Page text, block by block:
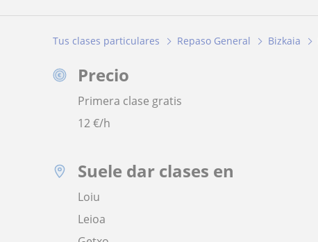
Tus clases particulares Repaso General Bizkaia
Precio
Primera clase gratis
12€/h
Suele dar clases en
Loiu
Leioa